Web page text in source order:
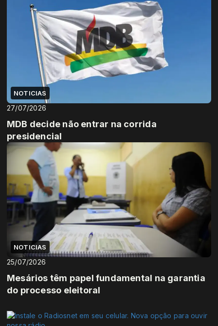
NOTICIAS
27/07/2026
MDB decide não entrar na corrida
presidencial
NOTICIAS
25/07/2026
Mesários têm papel fundamental na garantia
do processo eleitoral